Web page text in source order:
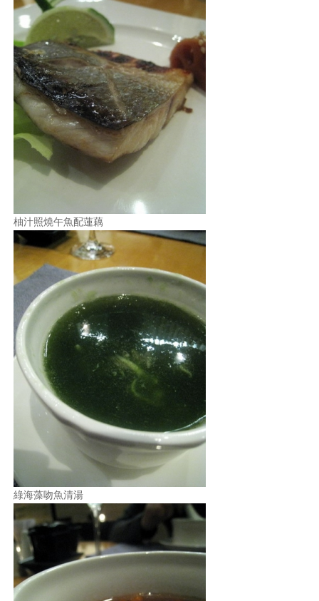
柚汁照燒午魚配蓮藕
綠海藻吻魚清湯